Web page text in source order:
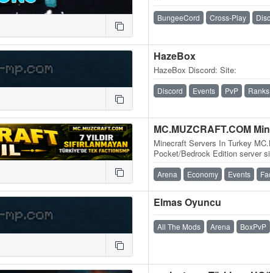
BungeeCord Cross-Play
HazeBox
HazeBox Discord: Site:
Discord Events PvP Ranks
Minecraft Servers In Turkey
Pocket/Bedrock Edition server
oyun modlarıyla hizmet
Arena Economy Events
Elmas Oyuncu
All The Mods Arena BoxPvP